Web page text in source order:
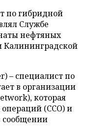
по гибридной
Службе
нефтяных
Калининградской
– специалист по
в организации
которая
операций (ССО) и
сообщении